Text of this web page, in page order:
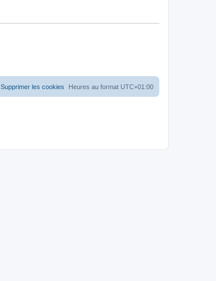
Heures au format UTC+01:00
Supprimer les cookies